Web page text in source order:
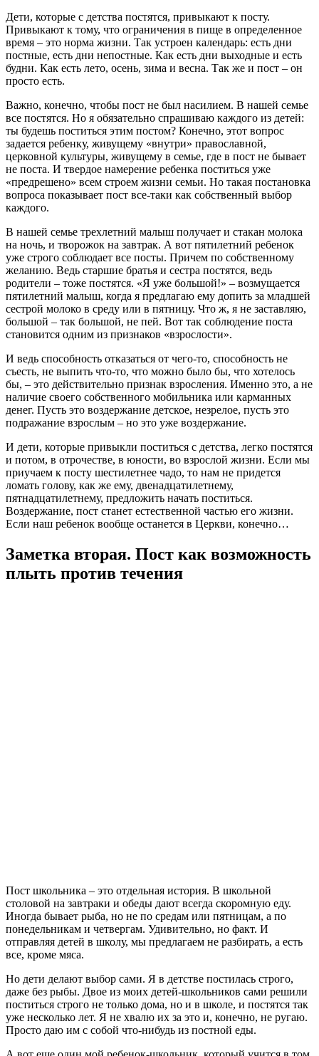
Дети, которые с детства постятся, привыкают к посту.
Привыкают к тому, что ограничения в пище в определенное
время – это норма жизни. Так устроен календарь: есть дни
постные, есть дни непостные. Как есть дни выходные и есть
будни. Как есть лето, осень, зима и весна. Так же и пост – он
просто есть.
Важно, конечно, чтобы пост не был насилием. В нашей семье
все постятся. Но я обязательно спрашиваю каждого из детей:
ты будешь поститься этим постом? Конечно, этот вопрос
задается ребенку, живущему «внутри» православной,
церковной культуры, живущему в семье, где в пост не бывает
не поста. И твердое намерение ребенка поститься уже
«предрешено» всем строем жизни семьи. Но такая постановка
вопроса показывает пост все-таки как собственный выбор
каждого.
В нашей семье трехлетний малыш получает и стакан молока
на ночь, и творожок на завтрак. А вот пятилетний ребенок
уже строго соблюдает все посты. Причем по собственному
желанию. Ведь старшие братья и сестра постятся, ведь
родители – тоже постятся. «Я уже большой!» – возмущается
пятилетний малыш, когда я предлагаю ему допить за младшей
сестрой молоко в среду или в пятницу. Что ж, я не заставляю,
большой – так большой, не пей. Вот так соблюдение поста
становится одним из признаков «взрослости».
И ведь способность отказаться от чего-то, способность не
съесть, не выпить что-то, что можно было бы, что хотелось
бы, – это действительно признак взросления. Именно это, а не
наличие своего собственного мобильника или карманных
денег. Пусть это воздержание детское, незрелое, пусть это
подражание взрослым – но это уже воздержание.
И дети, которые привыкли поститься с детства, легко постятся
и потом, в отрочестве, в юности, во взрослой жизни. Если мы
приучаем к посту шестилетнее чадо, то нам не придется
ломать голову, как же ему, двенадцатилетнему,
пятнадцатилетнему, предложить начать поститься.
Воздержание, пост станет естественной частью его жизни.
Если наш ребенок вообще останется в Церкви, конечно…
Заметка вторая. Пост как возможность
плыть против течения
Пост школьника – это отдельная история. В школьной
столовой на завтраки и обеды дают всегда скоромную еду.
Иногда бывает рыба, но не по средам или пятницам, а по
понедельникам и четвергам. Удивительно, но факт. И
отправляя детей в школу, мы предлагаем не разбирать, а есть
все, кроме мяса.
Но дети делают выбор сами. Я в детстве постилась строго,
даже без рыбы. Двое из моих детей-школьников сами решили
поститься строго не только дома, но и в школе, и постятся так
уже несколько лет. Я не хвалю их за это и, конечно, не ругаю.
Просто даю им с собой что-нибудь из постной еды.